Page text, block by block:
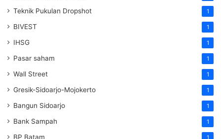
Teknik Pukulan Dropshot 1
BIVEST 1
IHSG 1
Pasar saham 1
Wall Street 1
Gresik-Sidoarjo-Mojokerto 1
Bangun Sidoarjo 1
Bank Sampah 1
BP Batam 1